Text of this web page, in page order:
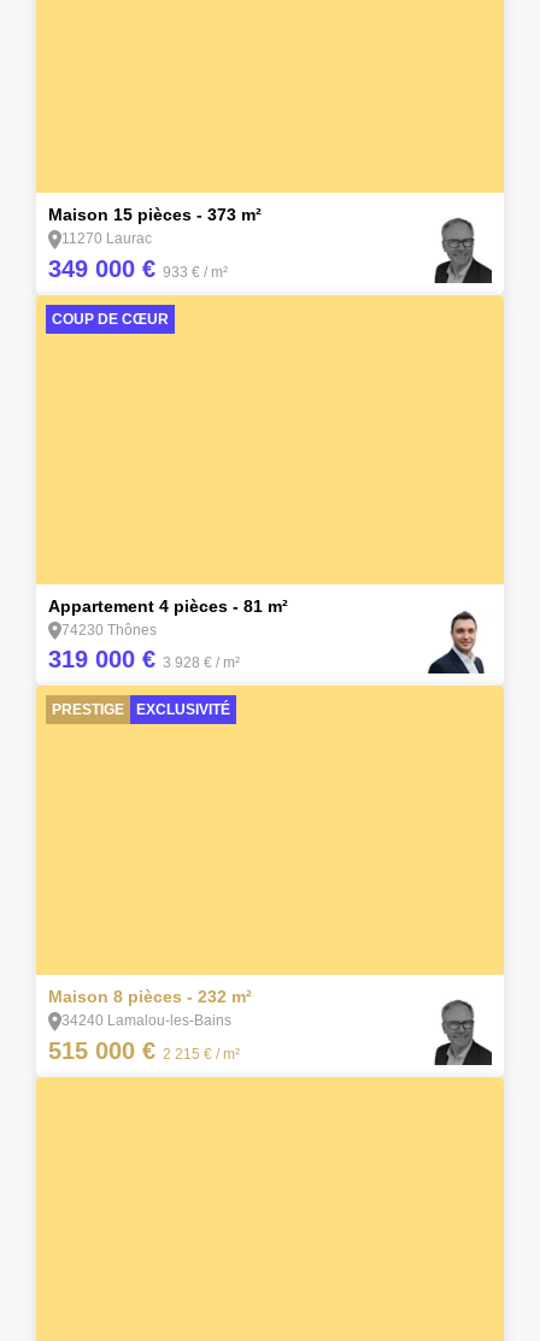
Maison 15 pièces - 373 m²
11270 Laurac
349 000 € 933 € / m²
COUP DE CŒUR
Appartement 4 pièces - 81 m²
74230 Thônes
319 000 € 3 928 € / m²
PRESTIGE EXCLUSIVITÉ
Maison 8 pièces - 232 m²
34240 Lamalou-les-Bains
515 000 € 2 215 € / m²